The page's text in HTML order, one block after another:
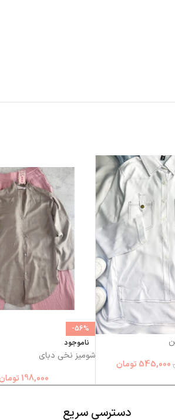
545,000 تومان
-56%
ناموجود
شومیز نخی دبای
198,000
دسترسی سریع